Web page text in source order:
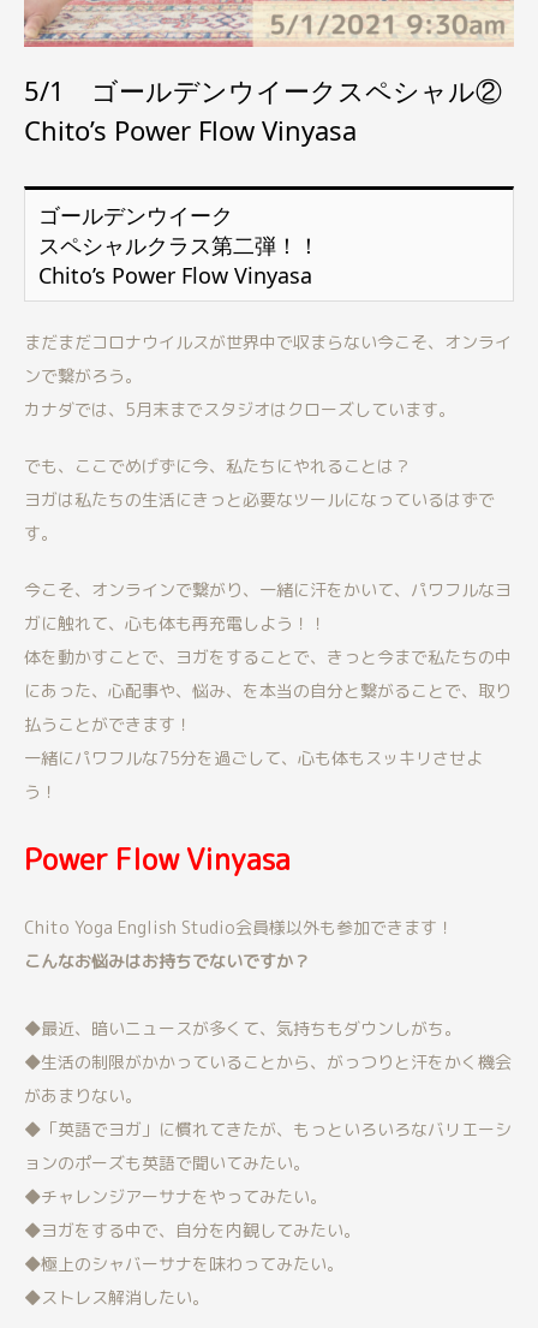
5/1 ゴールデンウイークスペシャル②
Chito’s Power Flow Vinyasa
ゴールデンウイーク
スペシャルクラス第二弾！！
Chito’s Power Flow Vinyasa
まだまだコロナウイルスが世界中で収まらない今こそ、オンライ
ンで繋がろう。
カナダでは、5月末までスタジオはクローズしています。
でも、ここでめげずに今、私たちにやれることは？
ヨガは私たちの生活にきっと必要なツールになっているはずで
す。
今こそ、オンラインで繋がり、一緒に汗をかいて、パワフルなヨ
ガに触れて、心も体も再充電しよう！！
体を動かすことで、ヨガをすることで、きっと今まで私たちの中
にあった、心配事や、悩み、を本当の自分と繋がることで、取り
払うことができます！
一緒にパワフルな75分を過ごして、心も体もスッキリさせよ
う！
Power Flow Vinyasa
Chito Yoga English Studio会員様以外も参加できます！
こんなお悩みはお持ちでないですか？
◆最近、暗いニュースが多くて、気持ちもダウンしがち。
◆生活の制限がかかっていることから、がっつりと汗をかく機会
があまりない。
◆「英語でヨガ」に慣れてきたが、もっといろいろなバリエーシ
ョンのポーズも英語で聞いてみたい。
◆チャレンジアーサナをやってみたい。
◆ヨガをする中で、自分を内観してみたい。
◆極上のシャバーサナを味わってみたい。
◆ストレス解消したい。